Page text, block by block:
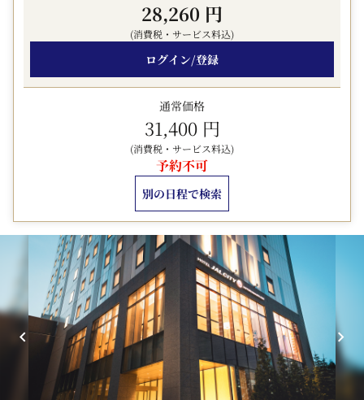
☆ ミラーリング機能搭載の43インチ4K対応テレビ
☆ ネスプレッソコーヒーメーカー（無料）
☆ ミネラルウォーター（無料）
☆ お好みの温度に調節可能な個別空調
☆ 加湿機能付き空気清浄機
▼ 大浴場のご案内 ▼
ホテル2F 営業時間 15:00－25:00／5:30－10:00
男湯にサウナ、女湯にジェットバスをご用意。お寛ぎいた
だけるスパラウンジも備えております。
▼ 駐車場のご利用について ▼
立体駐車場の収容台数は30台。予約制ではなく、先着順
のご案内となります。
満車の際は近隣駐車場をご利用くださいませ。
・収容可能サイズ：全長5.0m、幅2.0m、高さ1.5m、総
重量2.5t、最低地上高11.0cm
・駐車料金：1泊につき2,000円（当日15時から翌11時ま
28,260 円
(消費税・サービス料込)
ログイン/登録
通常価格
31,400 円
(消費税・サービス料込)
予約不可
別の日程で検索